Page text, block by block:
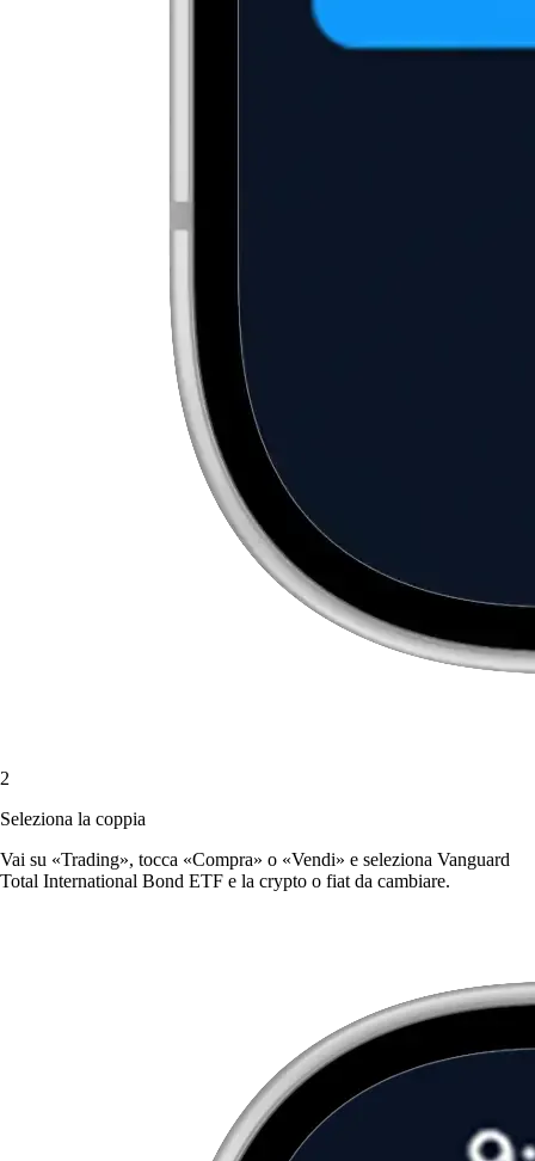
2
Seleziona la coppia
Vai su «Trading», tocca «Compra» o «Vendi» e seleziona Vanguard
Total International Bond ETF e la crypto o fiat da cambiare.